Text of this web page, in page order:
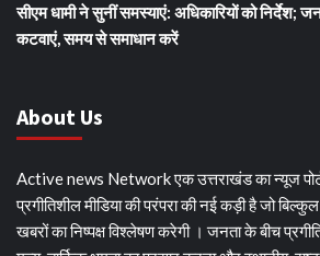
सीएम धामी ने सुनीं समस्याएं: अधिकारियों को निर्देश;
कटवाएं, समय से समाधान करें
About Us
Active news Network एक उत्तराखंड का न्यूज
प्रगीतिशील मीडिया की परंपरा की नई कड़ी है जो
खबरों का निष्पक्ष विश्लेषण करेगी । जनता के बीच